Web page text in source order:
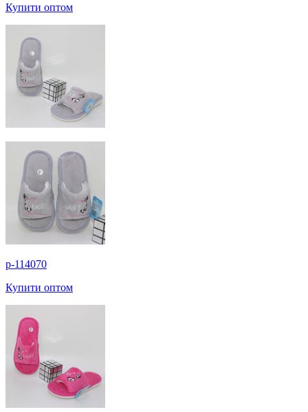
Купити оптом
p-114070
Купити оптом